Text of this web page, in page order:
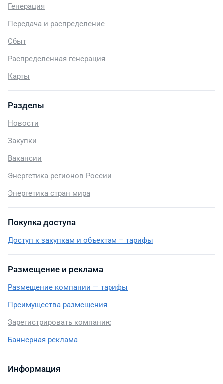
Генерация
Передача и распределение
Сбыт
Распределенная генерация
Карты
Разделы
Новости
Закупки
Вакансии
Энергетика регионов России
Энергетика стран мира
Покупка доступа
Доступ к закупкам и объектам – тарифы
Размещение и реклама
Размещение компании — тарифы
Преимущества размещения
Зарегистрировать компанию
Баннерная реклама
Информация